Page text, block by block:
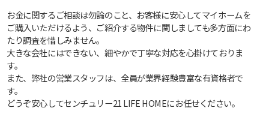
お金に関するご相談は勿論のこと、お客様に安心してマイホームを
ご購入いただけるよう、ご紹介する物件に関しましても多方面にわ
たり調査を惜しみません。
大きな会社にはできない、細やかで丁寧な対応を心掛けておりま
す。
また、弊社の営業スタッフは、全員が業界経験豊富な有資格者で
す。
どうぞ安心してセンチュリー21 LIFE HOMEにお任せください。